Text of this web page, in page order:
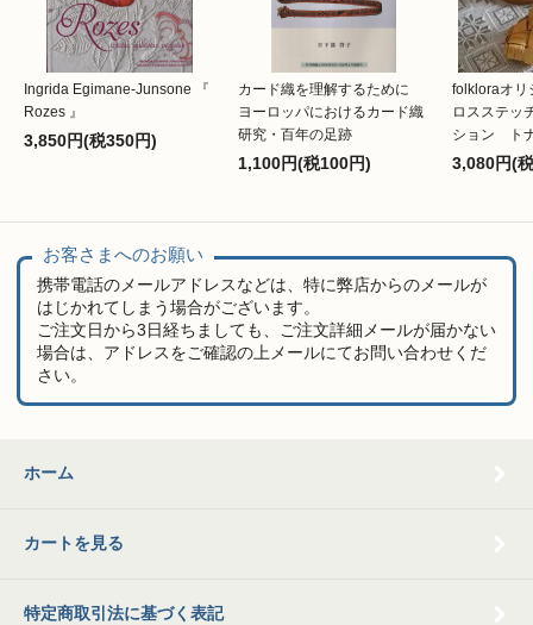
Ingrida Egimane-Junsone 『
Rozes 』
3,850円(税350円)
カード織を理解するために
ヨーロッパにおけるカード織
研究・百年の足跡
1,100円(税100円)
folkloraオ
ロスステッ
ション ト
3,080円(
お客さまへのお願い
携帯電話のメールアドレスなどは、特に弊店からのメールが
はじかれてしまう場合がございます。
ご注文日から3日経ちましても、ご注文詳細メールが届かない
場合は、アドレスをご確認の上メールにてお問い合わせくだ
さい。
ホーム
カートを見る
特定商取引法に基づく表記